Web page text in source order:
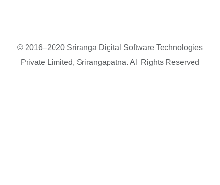
© 2016–2020 Sriranga Digital Software Technologies
Private Limited, Srirangapatna. All Rights Reserved